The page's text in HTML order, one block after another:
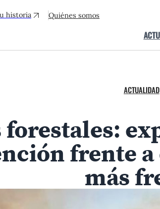
historia Quiénes somos
ACTUALIDAD
frente
más